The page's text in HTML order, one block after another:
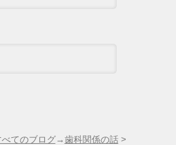
べてのブログ→歯科関係の話>